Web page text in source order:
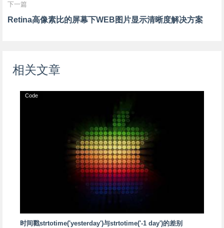
下一篇
Retina高像素比的屏幕下WEB图片显示清晰度解决方案
相关文章
Code
时间戳strtotime('yesterday')与strtotime('-1 day')的差别